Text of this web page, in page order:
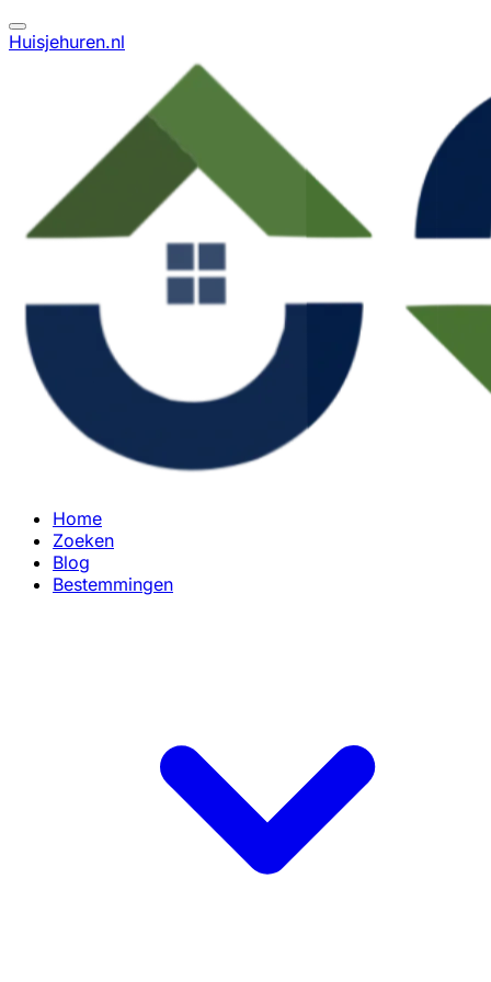
Huisjehuren.nl
Home
Zoeken
Blog
Bestemmingen